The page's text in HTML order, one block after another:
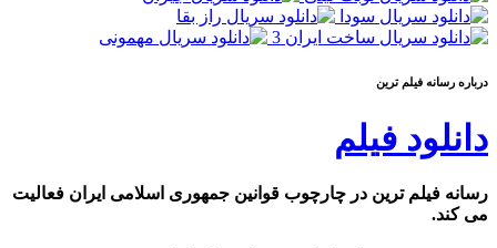
درباره رسانه فيلم ترين
دانلود فیلم
رسانه فیلم ترین در چارچوب قوانین جمهوری اسلامی ایران فعالیت
می کند.